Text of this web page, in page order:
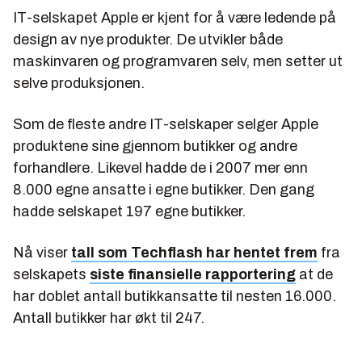
IT-selskapet Apple er kjent for å være ledende på
design av nye produkter. De utvikler både
maskinvaren og programvaren selv, men setter ut
selve produksjonen.
Som de fleste andre IT-selskaper selger Apple
produktene sine gjennom butikker og andre
forhandlere. Likevel hadde de i 2007 mer enn
8.000 egne ansatte i egne butikker. Den gang
hadde selskapet 197 egne butikker.
Nå viser tall som Techflash har hentet frem fra
selskapets siste finansielle rapportering at de
har doblet antall butikkansatte til nesten 16.000.
Antall butikker har økt til 247.